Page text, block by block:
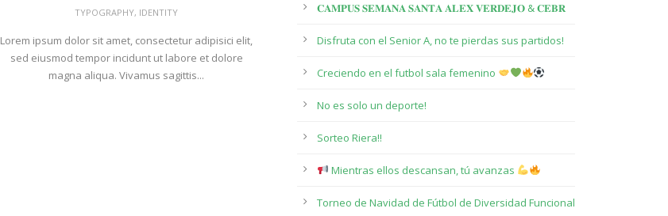
TYPOGRAPHY, IDENTITY
Lorem ipsum dolor sit amet, consectetur adipisici elit,
sed eiusmod tempor incidunt ut labore et dolore
magna aliqua. Vivamus sagittis...
𝐂𝐀𝐌𝐏𝐔𝐒 𝐒𝐄𝐌𝐀𝐍𝐀 𝐒𝐀𝐍𝐓𝐀 𝐀𝐋𝐄𝐗 𝐕𝐄𝐑𝐃𝐄𝐉𝐎 & 𝐂𝐄𝐁𝐑
Disfruta con el Senior A, no te pierdas sus partidos!
Creciendo en el futbol sala femenino
No es solo un deporte!
Sorteo Riera!!
Mientras ellos descansan, tú avanzas
Torneo de Navidad de Fútbol de Diversidad Funcional